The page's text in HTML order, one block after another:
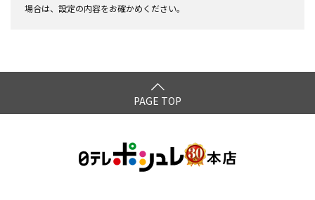
場合は、設定の内容をお確かめください。
PAGE TOP